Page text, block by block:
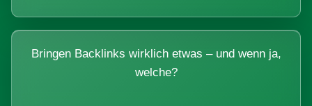
Bringen Backlinks wirklich etwas – und wenn ja,
welche?